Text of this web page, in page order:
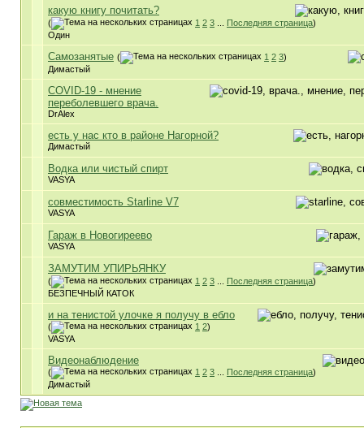
какую книгу почитать?
( 1 2 3 Последняя страница)
Один
Самозанятые ( 1 2 3)
Димастый
COVID-19 - мнение
переболевшего врача.
DrAlex
есть у нас кто в районе Нагорной?
Димастый
Водка или чистый спирт
VASYA
совместимость Starline V7
VASYA
Гараж в Новогиреево
VASYA
ЗАМУТИМ УПИРЬЯНКУ
( 1 2 3 Последняя страница)
БЕЗПЕЧНЫЙ КАТОК
и на тенистой улочке я получу в ебло
( 1 2)
VASYA
Видеонаблюдение
( 1 2 3 Последняя страница)
Димастый